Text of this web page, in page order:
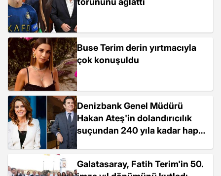
Buse Terim derin yırtmacıyla
çok konuşuldu
Denizbank Genel Müdürü
Hakan Ateş'in dolandırıcılık
suçundan 240 yıla kadar hapsi
Galatasaray, Fatih Terim'in 50.